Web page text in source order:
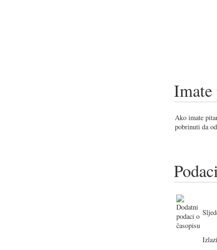
Imate
Ako imate
pobrinuti da